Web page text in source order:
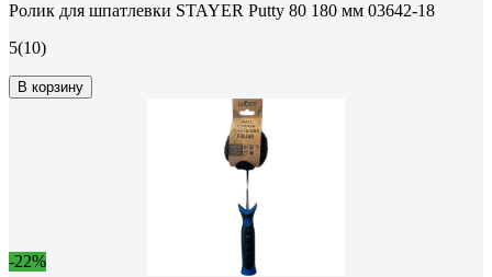
Ролик для шпатлевки STAYER Putty 80 180 мм 03642-18
5(10)
В корзину
-22%